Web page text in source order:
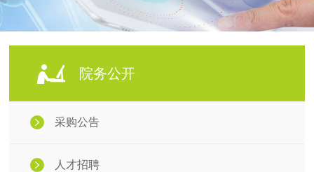
院务公开
采购公告
人才招聘